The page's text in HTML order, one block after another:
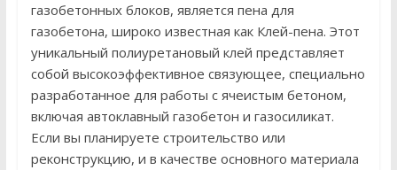
газобетонных блоков, является пена для
газобетона, широко известная как Клей-пена. Этот
уникальный полиуретановый клей представляет
собой высокоэффективное связующее, специально
разработанное для работы с ячеистым бетоном,
включая автоклавный газобетон и газосиликат.
Если вы планируете строительство или
реконструкцию, и в качестве основного материала